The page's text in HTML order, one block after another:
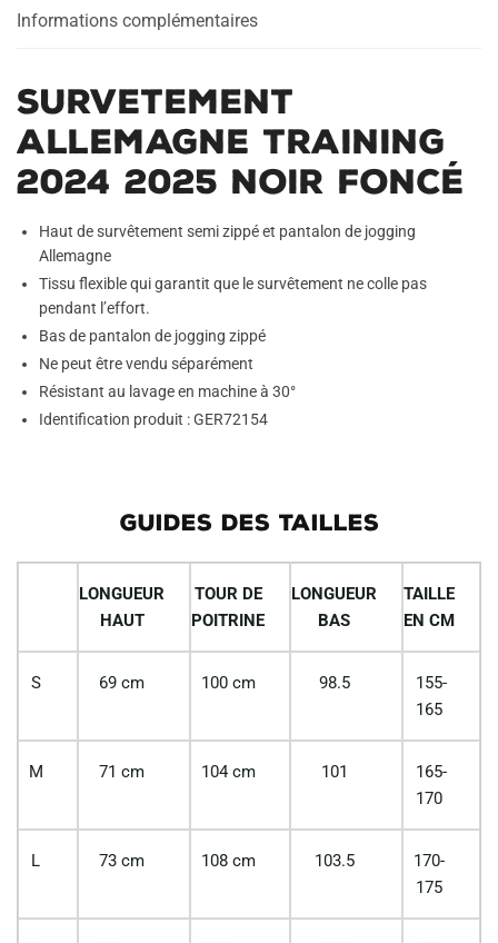
Informations complémentaires
Survetement
Allemagne Training
2024 2025 Noir Foncé
Haut de survêtement semi zippé et pantalon de jogging
Allemagne
Tissu flexible qui garantit que le survêtement ne colle pas
pendant l’effort.
Bas de pantalon de jogging zippé
Ne peut être vendu séparément
Résistant au lavage en machine à 30°
Identification produit : GER72154
GUIDES DES TAILLES
LONGUEUR
HAUT
TOUR DE
POITRINE
LONGUEUR
BAS
TAILLE
EN CM
S 69 cm 100 cm 98.5
155-
165
M 71 cm 104 cm 101
165-
170
L 73 cm 108 cm 103.5
170-
175